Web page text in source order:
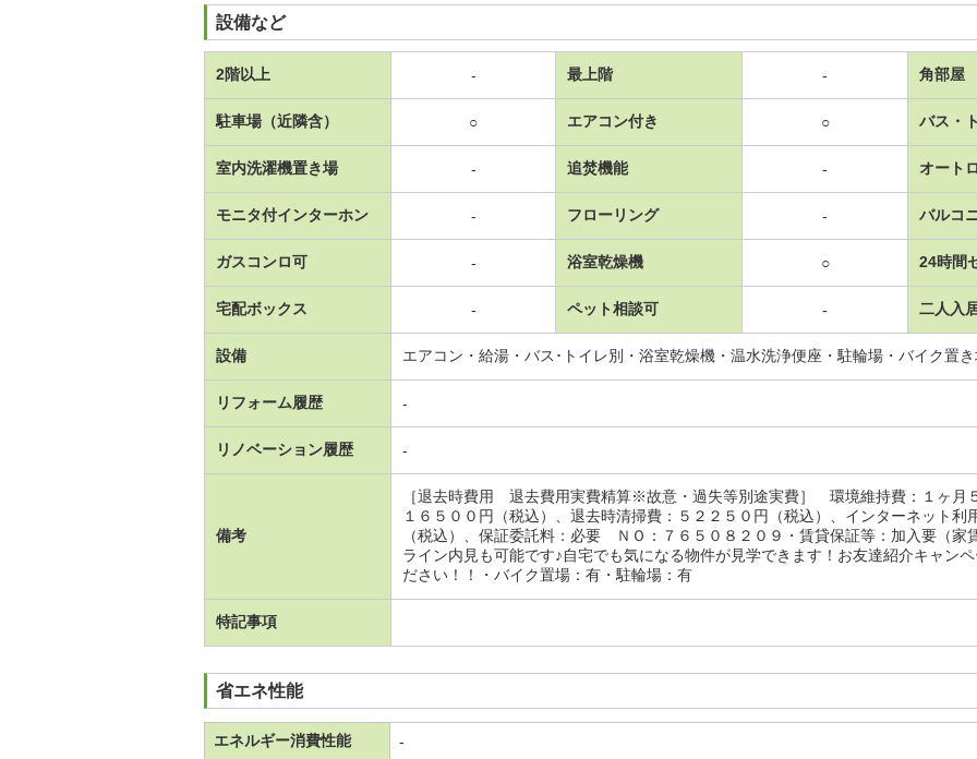
設備など
2階以上 - 最上階 - 角部屋
駐車場（近隣含） ○ エアコン付き ○ バス・
室内洗濯機置き場 - 追焚機能 - オート
モニタ付インターホン - フローリング - バルコ
ガスコンロ可 - 浴室乾燥機 ○ 24時間
宅配ボックス - ペット相談可 - 二人入
設備 エアコン・給湯・バス･トイレ別・浴室乾燥機・温水洗浄便座・駐輪場・バイク置
リフォーム履歴 -
リノベーション履歴 -
備考
［退去時費用 退去費用実費精算※故意・過失等別途実費］ 環境維持費：１ヶ月
１６５００円（税込）、退去時清掃費：５２２５０円（税込）、インターネット利
（税込）、保証委託料：必要 ＮＯ：７６５０８２０９・賃貸保証等：加入要（家
ライン内見も可能です♪自宅でも気になる物件が見学できます！お友達紹介キャン
ださい！！・バイク置場：有・駐輪場：有
特記事項
省エネ性能
エネルギー消費性能 -